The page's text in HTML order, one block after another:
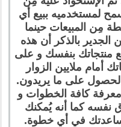
لمستخدميه ببيع أي
مِن المبيعات حينما
بالذكر أن هذه
منتجاتك بنفسك و على
أمام ملايين الزوار
على ما يريدون.
معرفة كافة الخطوات و
نفسه كما أنه يُمكنك
في أي خطوة.